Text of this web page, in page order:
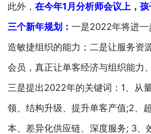
此外， 在今年1月分析师会议上，
三个新年规划： 一是2022年将进一
造敏捷组织的能力；二是让服务资
会员，真正让单客经济与组织能力
三是提出2022年的关键词：1、从
领、结构升级、提升单客产值;2、
本、差异化供应链、深度服务; 3、